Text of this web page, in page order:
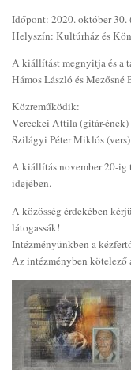
Időpont: 2020. október 30.
Helyszín: Kultúrház és
A kiállítást megnyitja és a
Hámos László és Mezősné
Közreműködik:
Vereckei Attila (gitár-ének)
Szilágyi Péter Miklós (vers)
A kiállítás november 20-ig
idejében.
A közösség érdekében
látogassák!
Intézményünkben a
Az intézményben kötelező